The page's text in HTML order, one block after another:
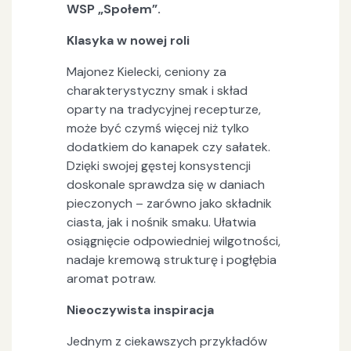
WSP „Społem”.
Klasyka w nowej roli
Majonez Kielecki, ceniony za
charakterystyczny smak i skład
oparty na tradycyjnej recepturze,
może być czymś więcej niż tylko
dodatkiem do kanapek czy sałatek.
Dzięki swojej gęstej konsystencji
doskonale sprawdza się w daniach
pieczonych – zarówno jako składnik
ciasta, jak i nośnik smaku. Ułatwia
osiągnięcie odpowiedniej wilgotności,
nadaje kremową strukturę i pogłębia
aromat potraw.
Nieoczywista inspiracja
Jednym z ciekawszych przykładów